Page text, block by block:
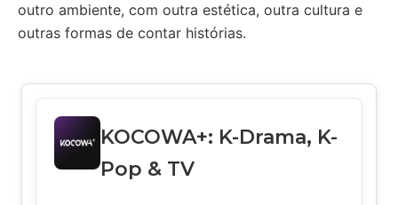
outro ambiente, com outra estética, outra cultura e
outras formas de contar histórias.
KOCOWA+: K-Drama, K-
Pop & TV